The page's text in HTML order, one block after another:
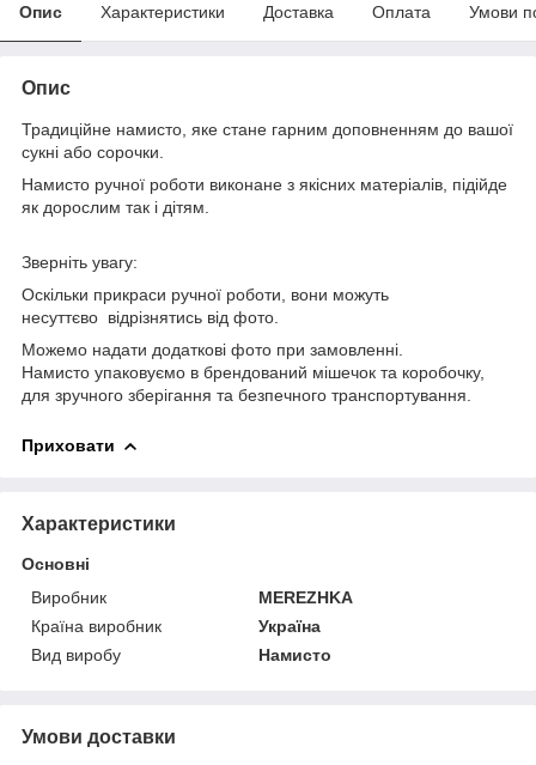
Опис Характеристики Доставка Оплата Умови
Опис
Традиційне намисто, яке стане гарним доповненням до вашої
сукні або сорочки.
Намисто ручної роботи виконане з якісних матеріалів, підійде
як дорослим так і дітям.
Зверніть увагу:
Оскільки прикраси ручної роботи, вони можуть
несуттєво відрізнятись від фото.
Можемо надати додаткові фото при замовленні.
Намисто упаковуємо в брендований мішечок та коробочку,
для зручного зберігання та безпечного транспортування.
Приховати
Характеристики
Основні
Виробник
MEREZHKA
Країна виробник
Україна
Вид виробу
Намисто
Умови доставки